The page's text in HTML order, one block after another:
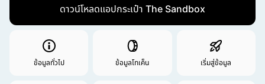
ดาวน์โหลดแอปกระเป๋า The Sandbox
ข้อมูลทั่วไป ข้อมูลโทเค็น เริ่มสู่ข้อมูล